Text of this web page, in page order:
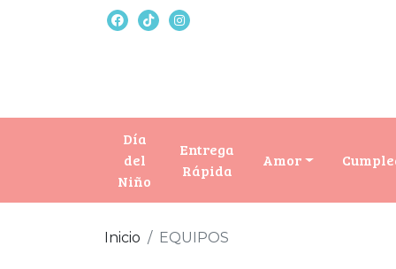
Día
del
Niño
Entrega
Rápida
Amor
Inicio EQUIPOS